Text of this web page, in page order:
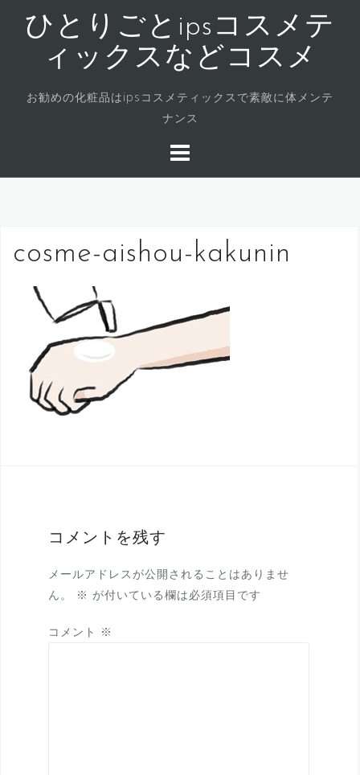
ッ
ひとりごとipsコスメテ
ィックスなどコスメ
お勧めの化粧品はipsコスメティックスで素敵に体メンテ
ナンス
cosme-aishou-kakunin
コメントを残す
メールアドレスが公開されることはありませ
ん。
※ が付いている欄は必須項目です
コメント ※